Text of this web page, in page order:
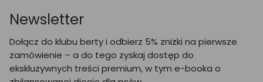
Newsletter
Dołącz do klubu berty i odbierz 5% zniżki na pierwsze
zamówienie – a do tego zyskaj dostęp do
ekskluzywnych treści premium, w tym e-booka o